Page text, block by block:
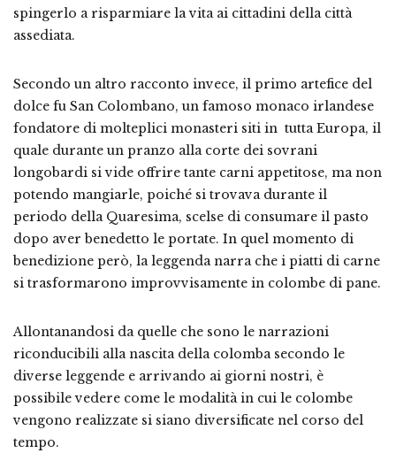
spingerlo a risparmiare la vita ai cittadini della città
assediata.
Secondo un altro racconto invece, il primo artefice del
dolce fu San Colombano, un famoso monaco irlandese
fondatore di molteplici monasteri siti in tutta Europa, il
quale durante un pranzo alla corte dei sovrani
longobardi si vide offrire tante carni appetitose, ma non
potendo mangiarle, poiché si trovava durante il
periodo della Quaresima, scelse di consumare il pasto
dopo aver benedetto le portate. In quel momento di
benedizione però, la leggenda narra che i piatti di carne
si trasformarono improvvisamente in colombe di pane.
Allontanandosi da quelle che sono le narrazioni
riconducibili alla nascita della colomba secondo le
diverse leggende e arrivando ai giorni nostri, è
possibile vedere come le modalità in cui le colombe
vengono realizzate si siano diversificate nel corso del
tempo.